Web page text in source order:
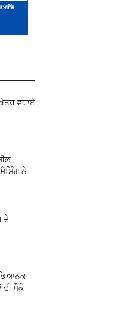
ਵਧਾਏ
ਨੇ
ਦੇ
ਦੀ ਮੌਕੇ